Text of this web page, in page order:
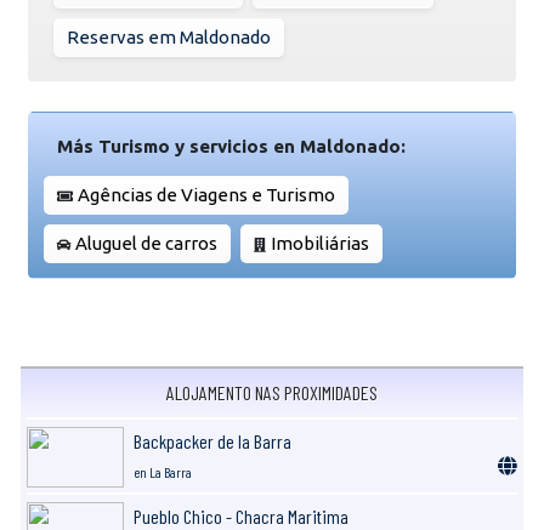
Reservas em Maldonado
Más Turismo y servicios en Maldonado:
Agências de Viagens e Turismo
Aluguel de carros Imobiliárias
ALOJAMENTO NAS PROXIMIDADES
Backpacker de la Barra
en La Barra
Pueblo Chico - Chacra Maritima